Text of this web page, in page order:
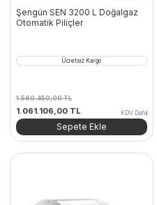
Şengün SEN 3200 L Doğalgaz
Otomatik Piliçler
Ücretsiz Kargo
1.560.450,00TL
Orijinal
fiyat:
1.560.450,00 TL.
1.061.106,00 TLŞu
andaki
fiyat:
KDV Dahil
Sepete Ekle